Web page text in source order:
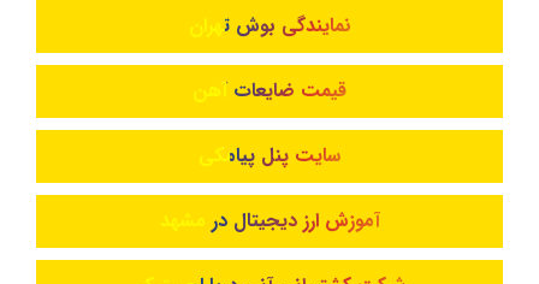
نمایندگی بوش تهران
قیمت ضایعات آهن
سایت پنل پیامکی
آموزش ارز دیجیتال در مشهد